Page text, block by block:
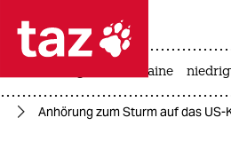
 taz zahl ich
taz zahl ich
krieg in der ukraine
Anhörung zum Sturm auf das US-